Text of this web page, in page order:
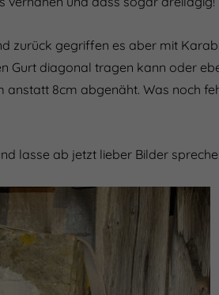
zurück gegriffen es aber mit
Gurt diagonal tragen kann oder
anstatt 8cm abgenäht. Was noch
lasse ab jetzt lieber Bilder
Nur essenzielle
Essenziell (1)
Essenzielle Cookies ermöglichen
Cookies von externen Medien
der Zugriff auf diese Inhalte keiner
mehr.
Cookie-Informationen
powered by Borlabs Cookie